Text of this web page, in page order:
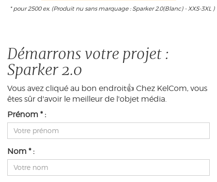
* pour 2500 ex. (Produit nu sans marquage : Sparker 2.0(Blanc) - XXS-3XL )
Démarrons votre projet :
Sparker 2.0
Vous avez cliqué au bon endroit👍 Chez KelCom, vous
êtes sûr d'avoir le meilleur de l'objet média.
Prénom * :
Nom * :